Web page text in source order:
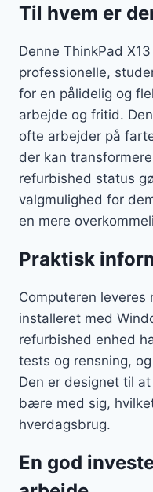
Til hvem er
Denne ThinkPad
professionelle,
for en pålidelig og
arbejde og fritid.
ofte arbejder på
der kan
refurbished status
valgmulighed for
en mere
Praktisk
Computeren
installeret med
refurbished enhed
tests og rensning,
Den er designet til
bære med sig,
hverdagsbrug.
En god